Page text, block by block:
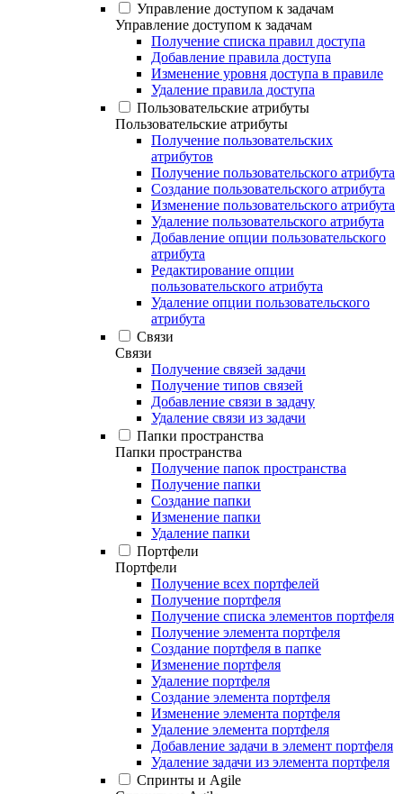
Управление доступом к задачам
Управление доступом к задачам
Получение списка правил доступа
Добавление правила доступа
Изменение уровня доступа в правиле
Удаление правила доступа
Пользовательские атрибуты
Пользовательские атрибуты
Получение пользовательских
атрибутов
Получение пользовательского атрибута
Создание пользовательского атрибута
Изменение пользовательского атрибута
Удаление пользовательского атрибута
Добавление опции пользовательского
атрибута
Редактирование опции
пользовательского атрибута
Удаление опции пользовательского
атрибута
Связи
Связи
Получение связей задачи
Получение типов связей
Добавление связи в задачу
Удаление связи из задачи
Папки пространства
Папки пространства
Получение папок пространства
Получение папки
Создание папки
Изменение папки
Удаление папки
Портфели
Портфели
Получение всех портфелей
Получение портфеля
Получение списка элементов портфеля
Получение элемента портфеля
Создание портфеля в папке
Изменение портфеля
Удаление портфеля
Создание элемента портфеля
Изменение элемента портфеля
Удаление элемента портфеля
Добавление задачи в элемент портфеля
Удаление задачи из элемента портфеля
Спринты и Agile